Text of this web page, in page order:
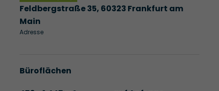
Feldbergstraße 35, 60323 Frankfurt am
Main
Adresse
Büroflächen